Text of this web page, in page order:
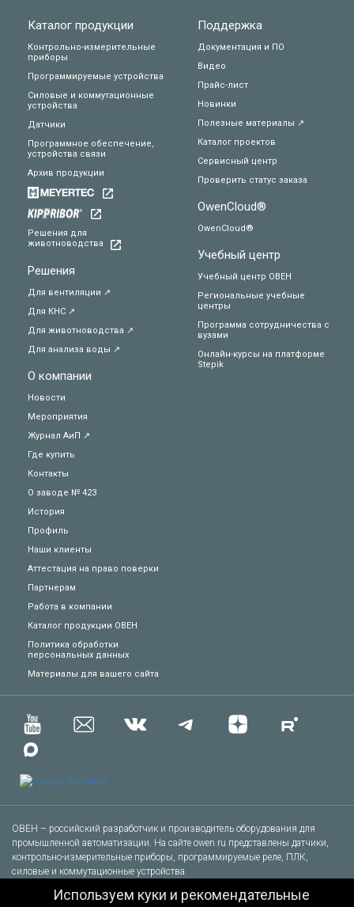
Каталог продукции
Контрольно-измерительные
приборы
Программируемые устройства
Силовые и коммутационные
устройства
Датчики
Программное обеспечение,
устройства связи
Архив продукции
Решения для
животноводства
Решения
Для вентиляции ↗
Для КНС ↗
Для животноводства ↗
Для анализа воды ↗
О компании
Новости
Мероприятия
Журнал АиП ↗
Где купить
Контакты
О заводе № 423
История
Профиль
Наши клиенты
Аттестация на право поверки
Партнерам
Работа в компании
Каталог продукции ОВЕН
Политика обработки
персональных данных
Материалы для вашего сайта
Поддержка
Документация и ПО
Видео
Прайс-лист
Новинки
Полезные материалы ↗
Каталог проектов
Сервисный центр
Проверить статус заказа
OwenCloud®
OwenCloud®
Учебный центр
Учебный центр ОВЕН
Региональные учебные
центры
Программа сотрудничества с
вузами
Онлайн-курсы на платформе
Stepik
ОВЕН – российский разработчик и производитель оборудования для
промышленной автоматизации. На сайте owen.ru представлены датчики,
контрольно-измерительные приборы, программируемые реле, ПЛК,
силовые и коммутационные устройства.
Используем куки и рекомендательные
Сказать спасибо
Другое